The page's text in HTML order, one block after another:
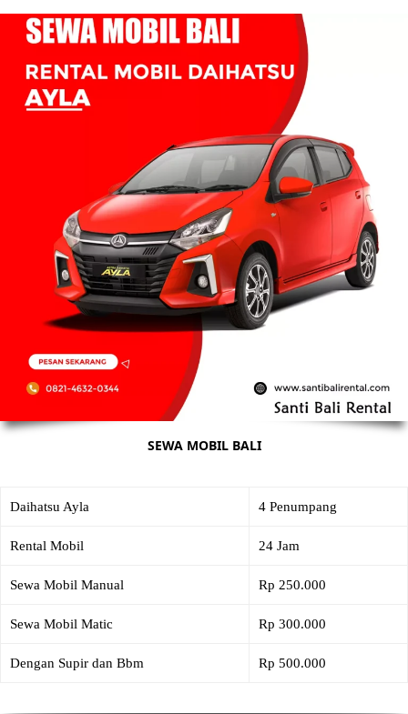
SEWA MOBIL BALI
Daihatsu Ayla 4 Penumpang
Rental Mobil 24 Jam
Sewa Mobil Manual Rp 250.000
Sewa Mobil Matic Rp 300.000
Dengan Supir dan Bbm Rp 500.000